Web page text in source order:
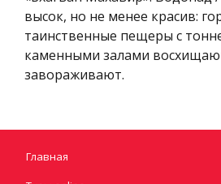
высок, но не менее красив:
таинственные пещеры с
каменными залами
завораживают.
Главная